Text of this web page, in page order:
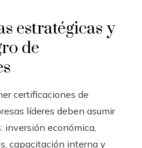
estratégicas y
de
certificaciones de
líderes deben asumir
inversión económica,
capacitación interna y